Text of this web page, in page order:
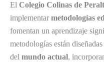
El Colegio Colinas de
implementar metodologías
fomentan un aprendizaje
metodologías están
del mundo actual,